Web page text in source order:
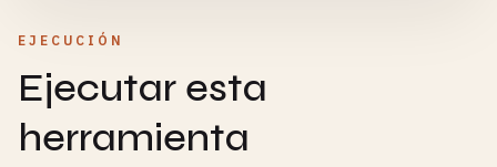
EJECUCIÓN
Ejecutar esta
herramienta